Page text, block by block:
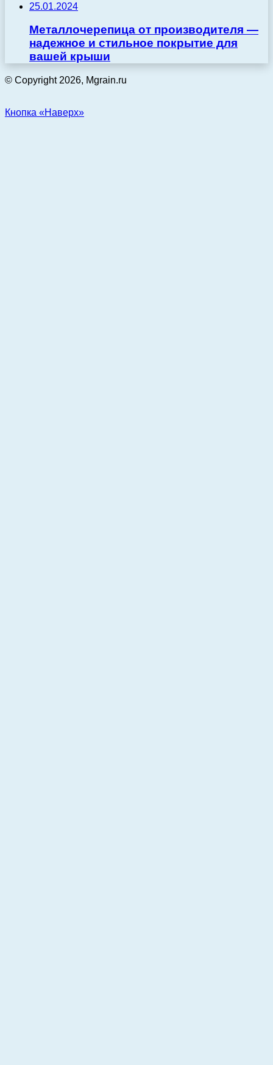
25.01.2024
Металлочерепица от производителя —
надежное и стильное покрытие для
вашей крыши
© Copyright 2026, Mgrain.ru
Кнопка «Наверх»